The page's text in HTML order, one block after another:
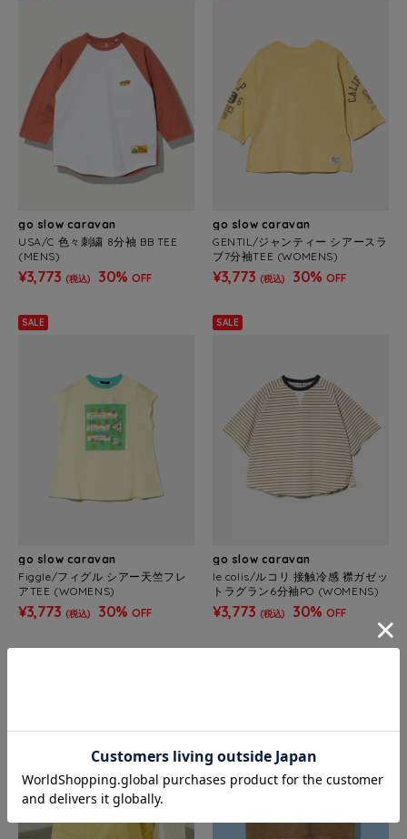
go slow caravan
USA/C 色々刺繍 8分袖 BB TEE
(MENS)
¥3,773 (税込) 30% OFF
go slow caravan
GENTIL/ジャンティー シアースラ
ブ7分袖TEE (WOMENS)
¥3,773 (税込) 30% OFF
SALE
go slow caravan
Figgle/フィグル シアー天竺フレ
アTEE (WOMENS)
¥3,773 (税込) 30% OFF
SALE
go slow caravan
le colis/ルコリ 接触冷感 襟ガゼッ
トラグラン6分袖PO (WOMENS)
¥3,773 (税込) 30% OFF